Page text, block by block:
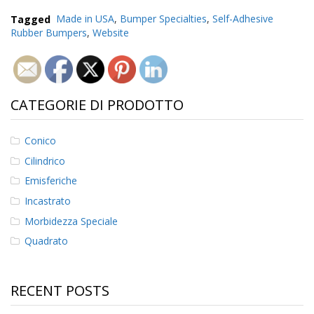
Tagged Made in USA, Bumper Specialties,Self-Adhesive
Rubber Bumpers, Website
CATEGORIE DI PRODOTTO
Conico
Cilindrico
Emisferiche
Incastrato
Morbidezza Speciale
Quadrato
RECENT POSTS